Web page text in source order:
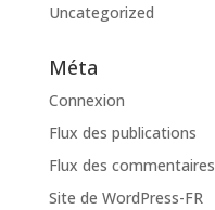
Uncategorized
Méta
Connexion
Flux des publications
Flux des commentaires
Site de WordPress-FR